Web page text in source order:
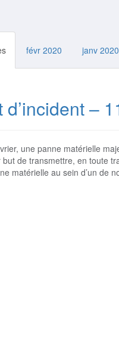
févr 2020 janv 2020
d’incident –
une panne matérielle
but de transmettre, en toute
matérielle au sein d’un de